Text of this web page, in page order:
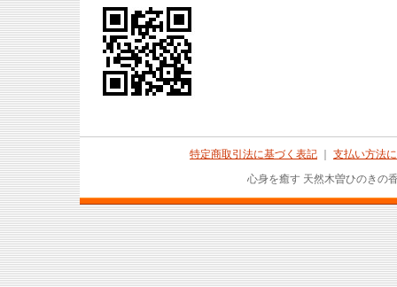
特定商取引法に基づく表記
支払い方法
心身を癒す 天然木曽ひのきの